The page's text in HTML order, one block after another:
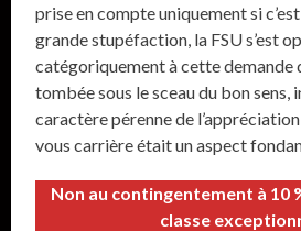
prise en compte uniquement si
grande stupéfaction, la FSU s’est
catégoriquement à cette demande
tombée sous le sceau du bon sens,
caractère pérenne de
vous carrière était un aspect
Non au contingentement à 10
classe